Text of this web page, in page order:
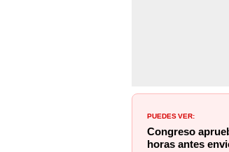
PUEDES VER:
Congreso
horas antes